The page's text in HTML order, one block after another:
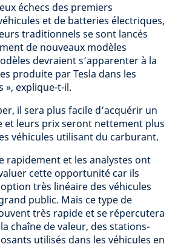
échecs des premiers
et de batteries électriques,
traditionnels se sont lancés
de nouveaux modèles
devraient s’apparenter à la
produite par Tesla dans les
», explique-t-il.
il sera plus facile d’acquérir un
et leurs prix seront nettement plus
véhicules utilisant du carburant.
rapidement et les analystes ont
cette opportunité car ils
très linéaire des véhicules
public. Mais ce type de
très rapide et se répercutera
chaîne de valeur, des stations-
utilisés dans les véhicules en